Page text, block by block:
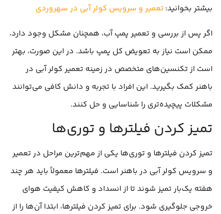
بیشتر بخوانید: تعمیر و سرویس کولر آبی در سهروردی
اگر پس از بررسی و تعمیر پمپ آب، همچنان مشکل وجود دارد،
ممکن است نیاز به تعویض کل پمپ باشد. در این صورت، بهتر
است از تکنسین‌های متخصص در زمینه تعمیر کولر آبی در
باهنر کمک بگیرید. این افراد با تجربه و دانش کافی می‌توانند
مشکلات پیچیده‌تری را شناسایی و حل کنند.
تمیز کردن فیلترها و توری‌ها
تمیز کردن فیلترها و توری‌ها یکی از مهم‌ترین مراحل در تعمیر
و سرویس کولر آبی در باهنر است. فیلترها معمولاً باید هر چند
هفته یک‌بار تمیز شوند تا از انسداد و کاهش کیفیت هوای
خروجی جلوگیری شود. برای تمیز کردن فیلترها، ابتدا آن‌ها را از